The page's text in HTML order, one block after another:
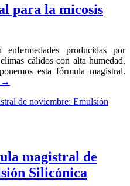
para la micosis
producidas por
cálidos con alta humedad.
esta fórmula magistral.
→
magistral de
Silicónica